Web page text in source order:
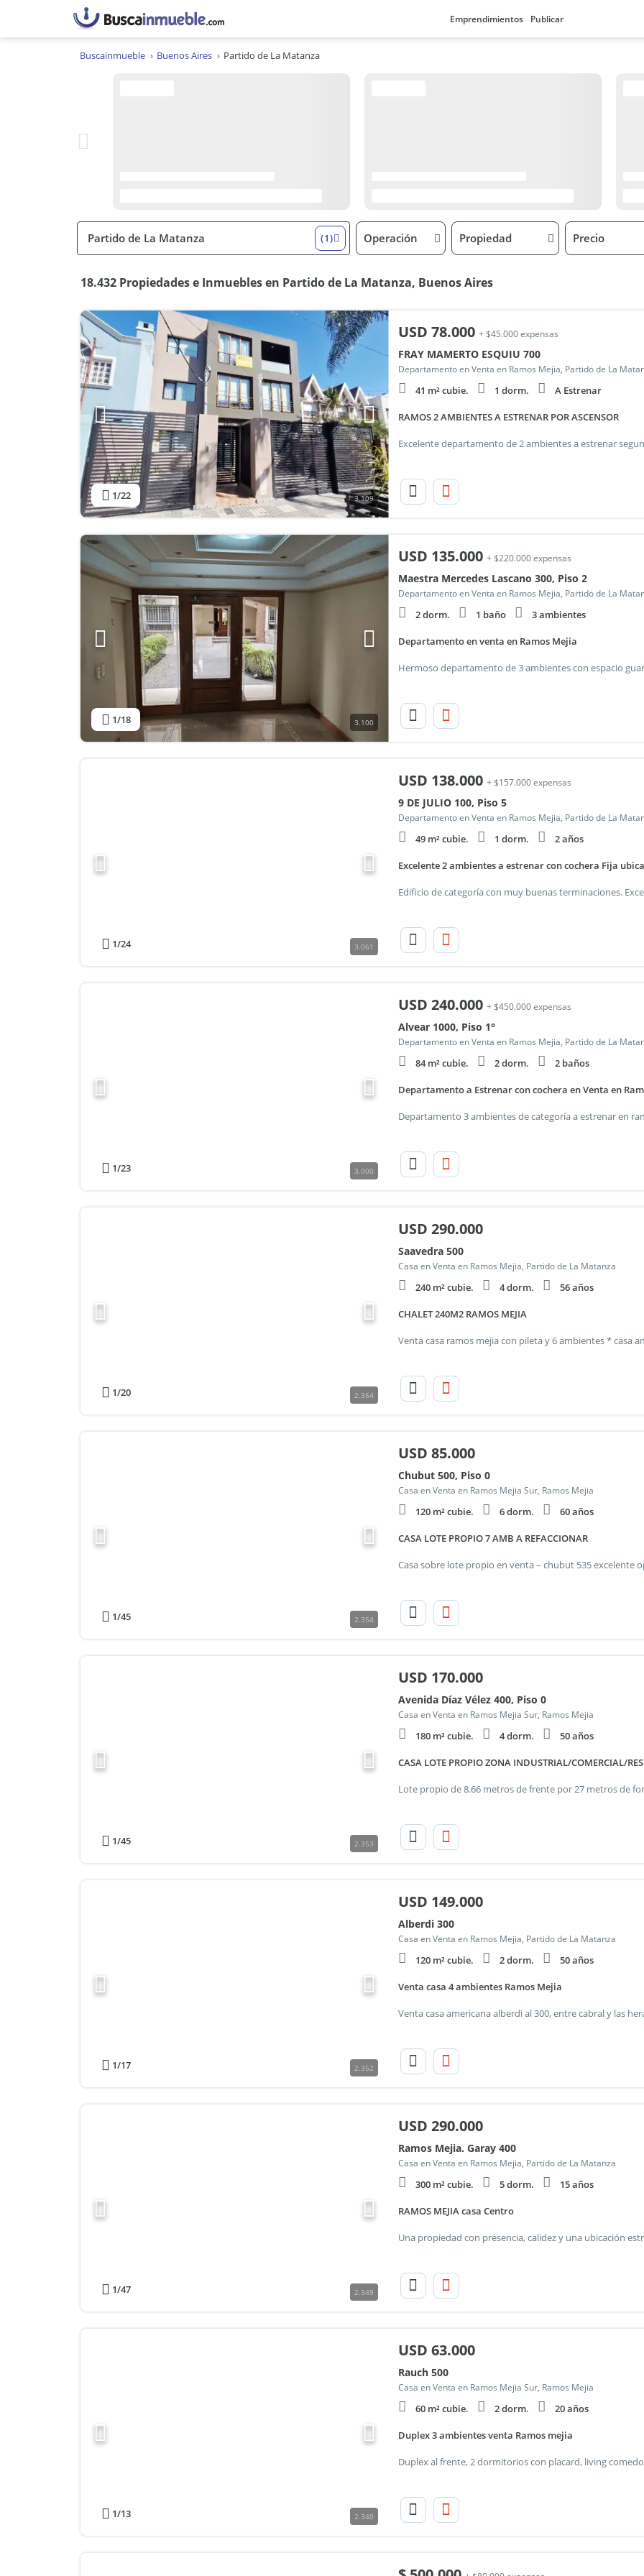
Emprendimientos Publicar
Buscainmueble Buenos Aires Partido de La Matanza
(1) Operación Propiedad Precio
18.432 Propiedades e Inmuebles en Partido de La Matanza, Buenos Aires
1/22 3.109
USD 78.000 + $45.000 expensas
FRAY MAMERTO ESQUIU 700
Departamento en Venta en Ramos Mejia, Partido de La
41 m² cubie. 1 dorm. A Estrenar
RAMOS 2 AMBIENTES A ESTRENAR POR ASCENSOR
1/18 3.100
USD 135.000 + $220.000 expensas
Maestra Mercedes Lascano 300, Piso 2
Departamento en Venta en Ramos Mejia, Partido de La
2 dorm. 1 baño 3 ambientes
Departamento en venta en Ramos Mejia
1/24 3.061
USD 138.000 + $157.000 expensas
9 DE JULIO 100, Piso 5
Departamento en Venta en Ramos Mejia, Partido de La
49 m² cubie. 1 dorm. 2 años
Excelente 2 ambientes a estrenar con cochera Fija
1/23 3.000
USD 240.000 + $450.000 expensas
Alvear 1000, Piso 1°
Departamento en Venta en Ramos Mejia, Partido de La
84 m² cubie. 2 dorm. 2 baños
Departamento a Estrenar con cochera en Venta en
1/20 2.354
USD 290.000
Saavedra 500
Casa en Venta en Ramos Mejia, Partido de La Matanza
240 m² cubie. 4 dorm. 56 años
CHALET 240M2 RAMOS MEJIA
1/45 2.354
USD 85.000
Chubut 500, Piso 0
Casa en Venta en Ramos Mejia Sur, Ramos Mejia
120 m² cubie. 6 dorm. 60 años
CASA LOTE PROPIO 7 AMB A REFACCIONAR
1/45 2.353
USD 170.000
Avenida Díaz Vélez 400, Piso 0
Casa en Venta en Ramos Mejia Sur, Ramos Mejia
180 m² cubie. 4 dorm. 50 años
CASA LOTE PROPIO ZONA INDUSTRIAL/COMERCIAL/
1/17 2.352
USD 149.000
Alberdi 300
Casa en Venta en Ramos Mejia, Partido de La Matanza
120 m² cubie. 2 dorm. 50 años
Venta casa 4 ambientes Ramos Mejia
1/47 2.349
USD 290.000
Ramos Mejia. Garay 400
Casa en Venta en Ramos Mejia, Partido de La Matanza
300 m² cubie. 5 dorm. 15 años
RAMOS MEJIA casa Centro
1/13 2.340
USD 63.000
Rauch 500
Casa en Venta en Ramos Mejia Sur, Ramos Mejia
60 m² cubie. 2 dorm. 20 años
Duplex 3 ambientes venta Ramos mejia